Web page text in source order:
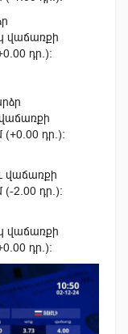
վաճառքի
դր.):
(+0.00 դր.):
վաճառքի
(-2.00 դր.):
վաճառքի
դր.):